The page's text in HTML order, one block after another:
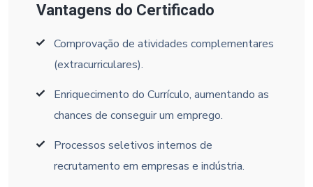
Vantagens do Certificado
Comprovação de atividades complementares
(extracurriculares).
Enriquecimento do Currículo, aumentando as
chances de conseguir um emprego.
Processos seletivos internos de
recrutamento em empresas e indústria.